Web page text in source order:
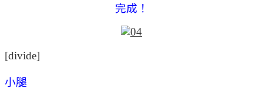
完成！
[divide]
小腿